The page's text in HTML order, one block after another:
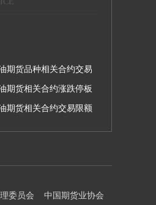
期货品种相关合约交易
期货相关合约涨跌停板
知（转发）
期货相关合约交易限额
委员会 中国期货业协会